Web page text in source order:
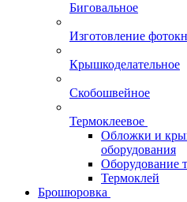
Биговальное
Изготовление
Крышкоделательное
Скобошвейное
Термоклеевое
Обложки и
оборудования
Оборудование
Термоклей
Брошюровка